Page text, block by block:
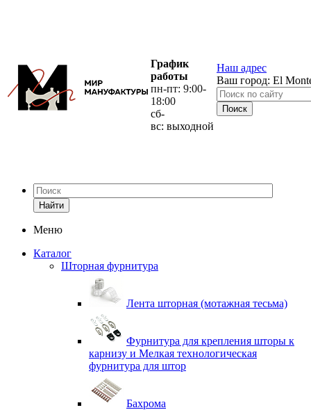
График
работы
пн-пт: 9:00-
18:00
сб-
вс: выходной
Наш адрес
Ваш город: El
Найти
Меню
Каталог
Шторная фурнитура
Лента шторная (мотажная тесьма)
Фурнитура для крепления шторы к
карнизу и Мелкая технологическая
фурнитура для штор
Бахрома